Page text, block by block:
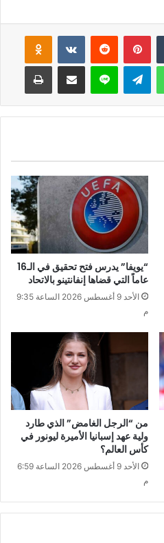
بينتيريست
واتساب لاين
“يويفا” يدرس فتح تحقيق في الـ16
عاماً التي قضاها إنفانتينو بالاتحاد
الأحد 9 أغسطس 2026 الساعة 9:35
م
من “الرجل الغامض” الذي طارد
ولية عهد إسبانيا الأميرة ليونور في
كأس العالم؟
الأحد 9 أغسطس 2026 الساعة 6:59
م